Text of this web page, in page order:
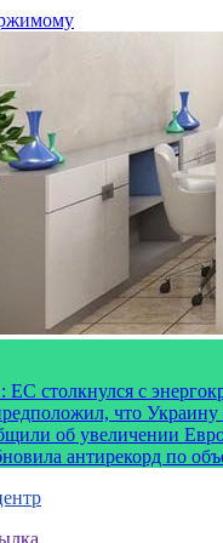
ЕС столкнулся с
что
об увеличении
антирекорд по